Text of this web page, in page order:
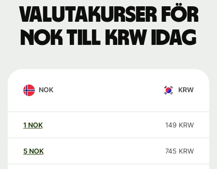
Valutakurser för
NOK till KRW idag
NOK KRW
1 NOK 149 KRW
5 NOK 745 KRW